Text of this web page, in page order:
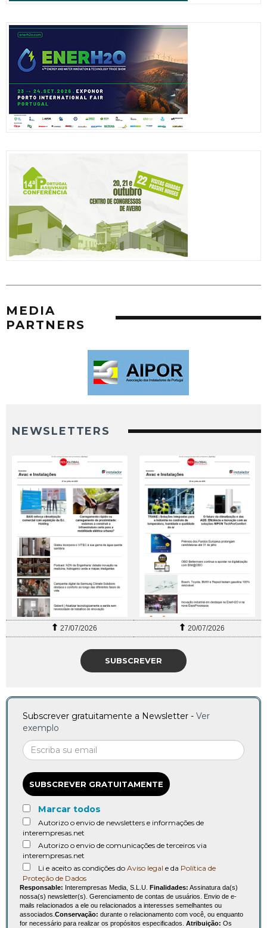
MEDIA
PARTNERS
NEWSLETTERS
27/07/2026 20/07/2026
SUBSCREVER
Subscrever gratuitamente a Newsletter - Ver
exemplo
SUBSCREVER GRATUITAMENTE
Marcar todos
Autorizo o envio de newsletters e informações de
interempresas.net
Autorizo o envio de comunicações de terceiros via
interempresas.net
Li e aceito as condições do Aviso legal e da Política de
Proteção de Dados
Responsable: Interempresas Media, S.L.U. Finalidades: Assinatura da(s)
nossa(s) newsletter(s). Gerenciamento de contas de usuários. Envio de e-
mails relacionados a ele ou relacionados a interesses semelhantes ou
associados. Conservação: durante o relacionamento com você, ou enquanto
for necessário para realizar os propósitos especificados. Atribuição: Os